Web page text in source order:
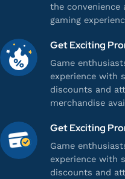
the convenience
gaming
Get Exciting
Game
experience with
discounts and
merchandise
Get Exciting
Game
experience with
discounts and